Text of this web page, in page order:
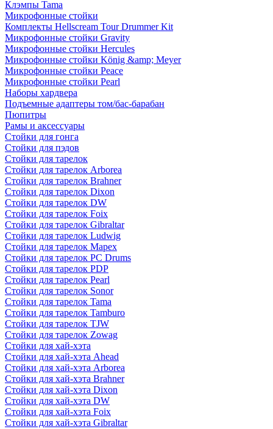
Клэмпы Tama
Микрофонные стойки
Комплекты Hellscream Tour Drummer Kit
Микрофонные стойки Gravity
Микрофонные стойки Hercules
Микрофонные стойки König &amp; Meyer
Микрофонные стойки Peace
Микрофонные стойки Pearl
Наборы хардвера
Подъемные адаптеры том/бас-барабан
Пюпитры
Рамы и аксессуары
Стойки для гонга
Стойки для пэдов
Стойки для тарелок
Стойки для тарелок Arborea
Стойки для тарелок Brahner
Стойки для тарелок Dixon
Стойки для тарелок DW
Стойки для тарелок Foix
Стойки для тарелок Gibraltar
Стойки для тарелок Ludwig
Стойки для тарелок Mapex
Стойки для тарелок PC Drums
Стойки для тарелок PDP
Стойки для тарелок Pearl
Стойки для тарелок Sonor
Стойки для тарелок Tama
Стойки для тарелок Tamburo
Стойки для тарелок TJW
Стойки для тарелок Zowag
Стойки для хай-хэта
Стойки для хай-хэта Ahead
Стойки для хай-хэта Arborea
Стойки для хай-хэта Brahner
Стойки для хай-хэта Dixon
Стойки для хай-хэта DW
Стойки для хай-хэта Foix
Стойки для хай-хэта Gibraltar